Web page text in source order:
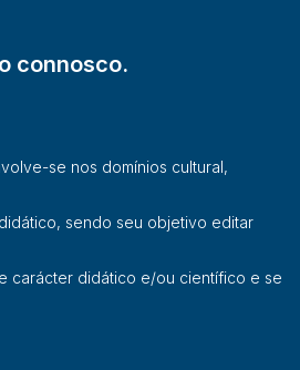
connosco.
se nos domínios cultural,
sendo seu objetivo editar
carácter didático e/ou científico e se